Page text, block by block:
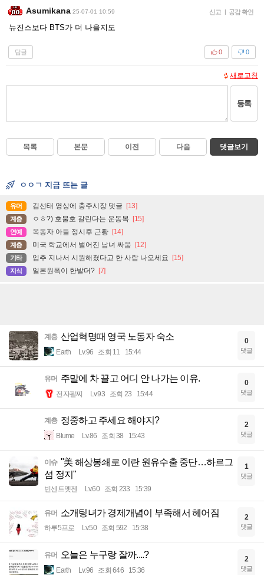
Asumikana 25-07-01 10:59 신고 | 공감 확인
뉴진스보다 BTS가 더 나을지도
답글 0
0
새로고침
등록
목록 본문 이전 다음 댓글보기
ㅇㅇㄱ 지금 뜨는 글
유머 김선태 영상에 충주시장 댓글 [13]
계층 ㅇㅎ?) 호불호 갈린다는 운동복 [15]
연예 옥동자 아들 정시후 근황 [14]
계층 미국 학교에서 벌어진 남녀 싸움 [12]
기타 입추 지나서 시원해졌다고 한 사람 나오세요 [15]
지식 일본원폭이 한발더? [7]
계층 산업혁명때 영국 노동자 숙소
Earth Lv.96 조회 11 15:44
0
댓글
유머 주말에 차 끌고 어디 안 나가는 이유.
전자팔찌 Lv.93 조회 23 15:44
0
댓글
계층 정중하고 주세요 해야지?
Blume Lv.86 조회 38 15:43
2
댓글
이슈 "美 해상봉쇄로 이란 원유수출 중단…하르그
섬 정지"
빈센트멧젠 Lv.60 조회 233 15:39
1
댓글
유머 소개팅녀가 경제개념이 부족해서 헤어짐
하루5프로 Lv.50 조회 592 15:38
2
댓글
유머 오늘은 누구랑 잘까....?
Earth Lv.96 조회 646 15:36
2
댓글